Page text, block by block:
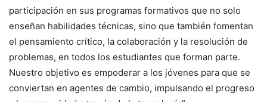
participación en sus programas formativos que no solo
enseñan habilidades técnicas, sino que también fomentan
el pensamiento crítico, la colaboración y la resolución de
problemas, en todos los estudiantes que forman parte.
Nuestro objetivo es empoderar a los jóvenes para que se
conviertan en agentes de cambio, impulsando el progreso